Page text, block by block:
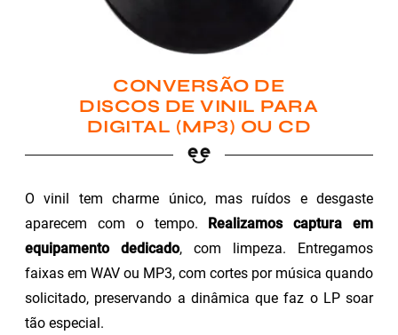
CONVERSÃO DE
DISCOS DE VINIL PARA
DIGITAL (MP3) OU CD
O vinil tem charme único, mas ruídos e desgaste
aparecem com o tempo.
Realizamos captura em
equipamento dedicado, com limpeza. Entregamos
faixas em WAV ou MP3, com cortes por música quando
solicitado, preservando a dinâmica que faz o LP soar
tão especial.